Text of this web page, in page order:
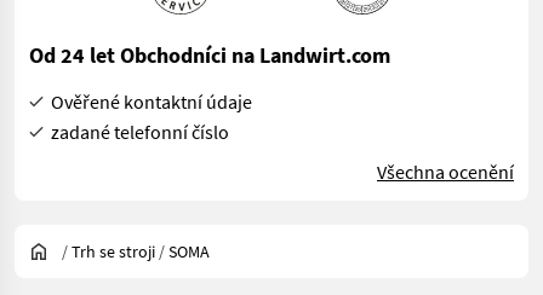
Od 24 let Obchodníci na Landwirt.com
Ověřené kontaktní údaje
zadané telefonní číslo
Všechna ocenění
/Trh se stroji /SOMA